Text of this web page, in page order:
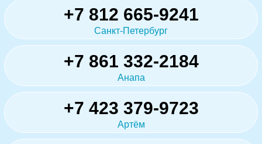
+7 812 665-9241
Санкт-Петербург
+7 861 332-2184
Анапа
+7 423 379-9723
Артём